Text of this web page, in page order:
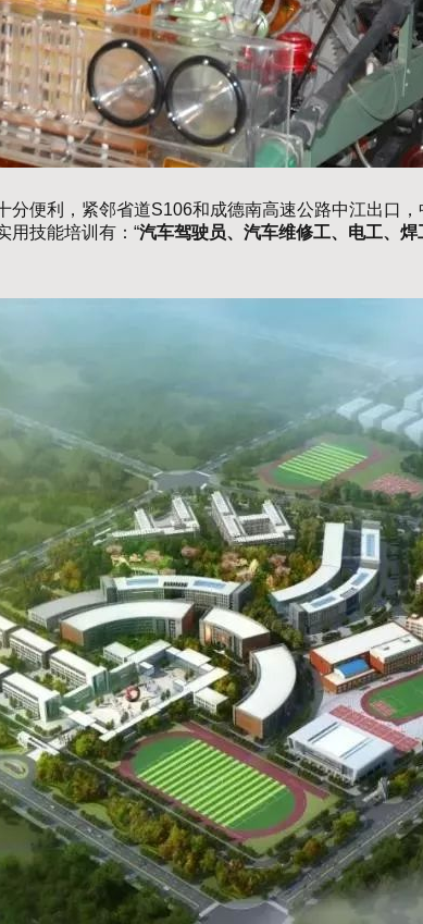
便利，紧邻省道S106和成德南高速公路中江出口
用技能培训有：“汽车驾驶员、汽车维修工、电工、